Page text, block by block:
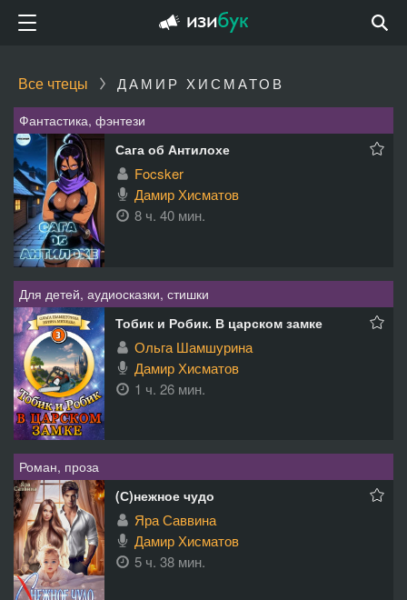
Все чтецы ДАМИР ХИСМАТОВ
Фантастика, фэнтези
Сага об Антилохе
Focsker
Дамир Хисматов
8 ч. 40 мин.
Для детей, аудиосказки, стишки
Тобик и Робик. В царском замке
Ольга Шамшурина
Дамир Хисматов
1 ч. 26 мин.
Роман, проза
(С)нежное чудо
Яра Саввина
Дамир Хисматов
5 ч. 38 мин.